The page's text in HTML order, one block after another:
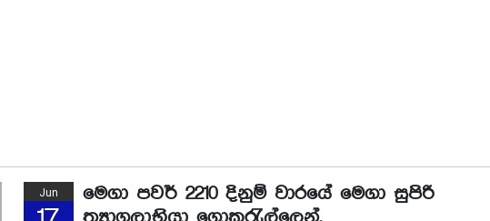
Jun
මෙගා පවර් 2210 දිනුම් වාරයේ මෙගා සුපිරි